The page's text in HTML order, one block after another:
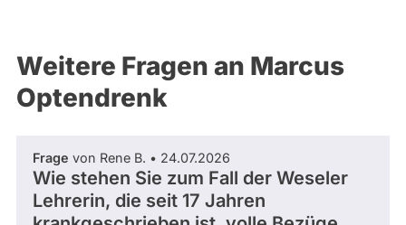
Weitere Fragen an Marcus
Optendrenk
Frage von Rene B. • 24.07.2026
Wie stehen Sie zum Fall der Weseler
Lehrerin, die seit 17 Jahren